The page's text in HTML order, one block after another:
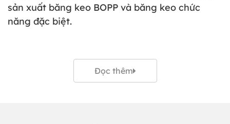
sản xuất băng keo BOPP và băng keo chức
năng đặc biệt.
Đọc thêm